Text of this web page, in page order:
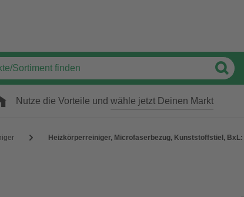
Nutze die Vorteile und wähle jetzt Deinen Markt
Heizkörperreiniger, Microfaserbezug, Kunststoffstiel, BxL: